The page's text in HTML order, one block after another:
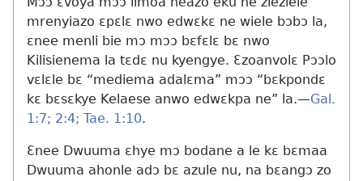
mrenyiazo ɛpɛlɛ nwo edwɛkɛ ne wiele bɔbɔ la,
ɛnee menli bie mɔ mɔɔ bɛfɛlɛ bɛ nwo
Kilisienema la tɛdɛ nu kyengye. Ɛzoanvolɛ Pɔɔlo
vɛlɛle bɛ “mediema adalɛma” mɔɔ “bɛkpondɛ
kɛ bɛsɛkye Kelaese anwo edwɛkpa ne” la.​—Gal.
1:7; 2:4; Tae. 1:10.
Ɛnee Dwuuma ɛhye mɔ bodane a le kɛ bɛmaa
Dwuuma ahonle adɔ bɛ azule nu, na bɛangɔ zo